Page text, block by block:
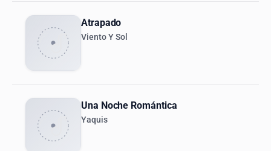
Atrapado
Viento Y Sol
Una Noche Romántica
Yaquis